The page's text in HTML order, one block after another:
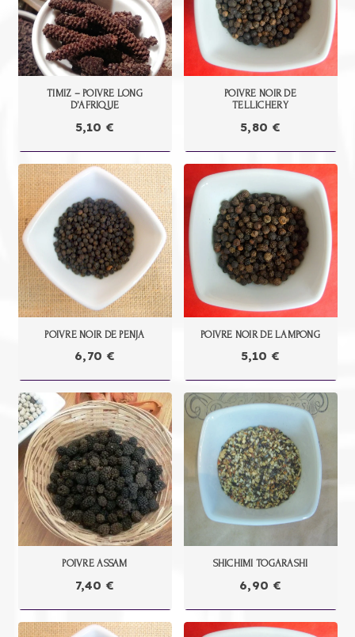
TIMIZ – POIVRE LONG
D’AFRIQUE
5,10€
POIVRE NOIR DE
TELLICHERY
5,80 €
POIVRE NOIR DE PENJA
6,70 €
POIVRE NOIR DE LAMPONG
5,10€
POIVRE ASSAM
7,40€
SHICHIMI TOGARASHI
6,90 €